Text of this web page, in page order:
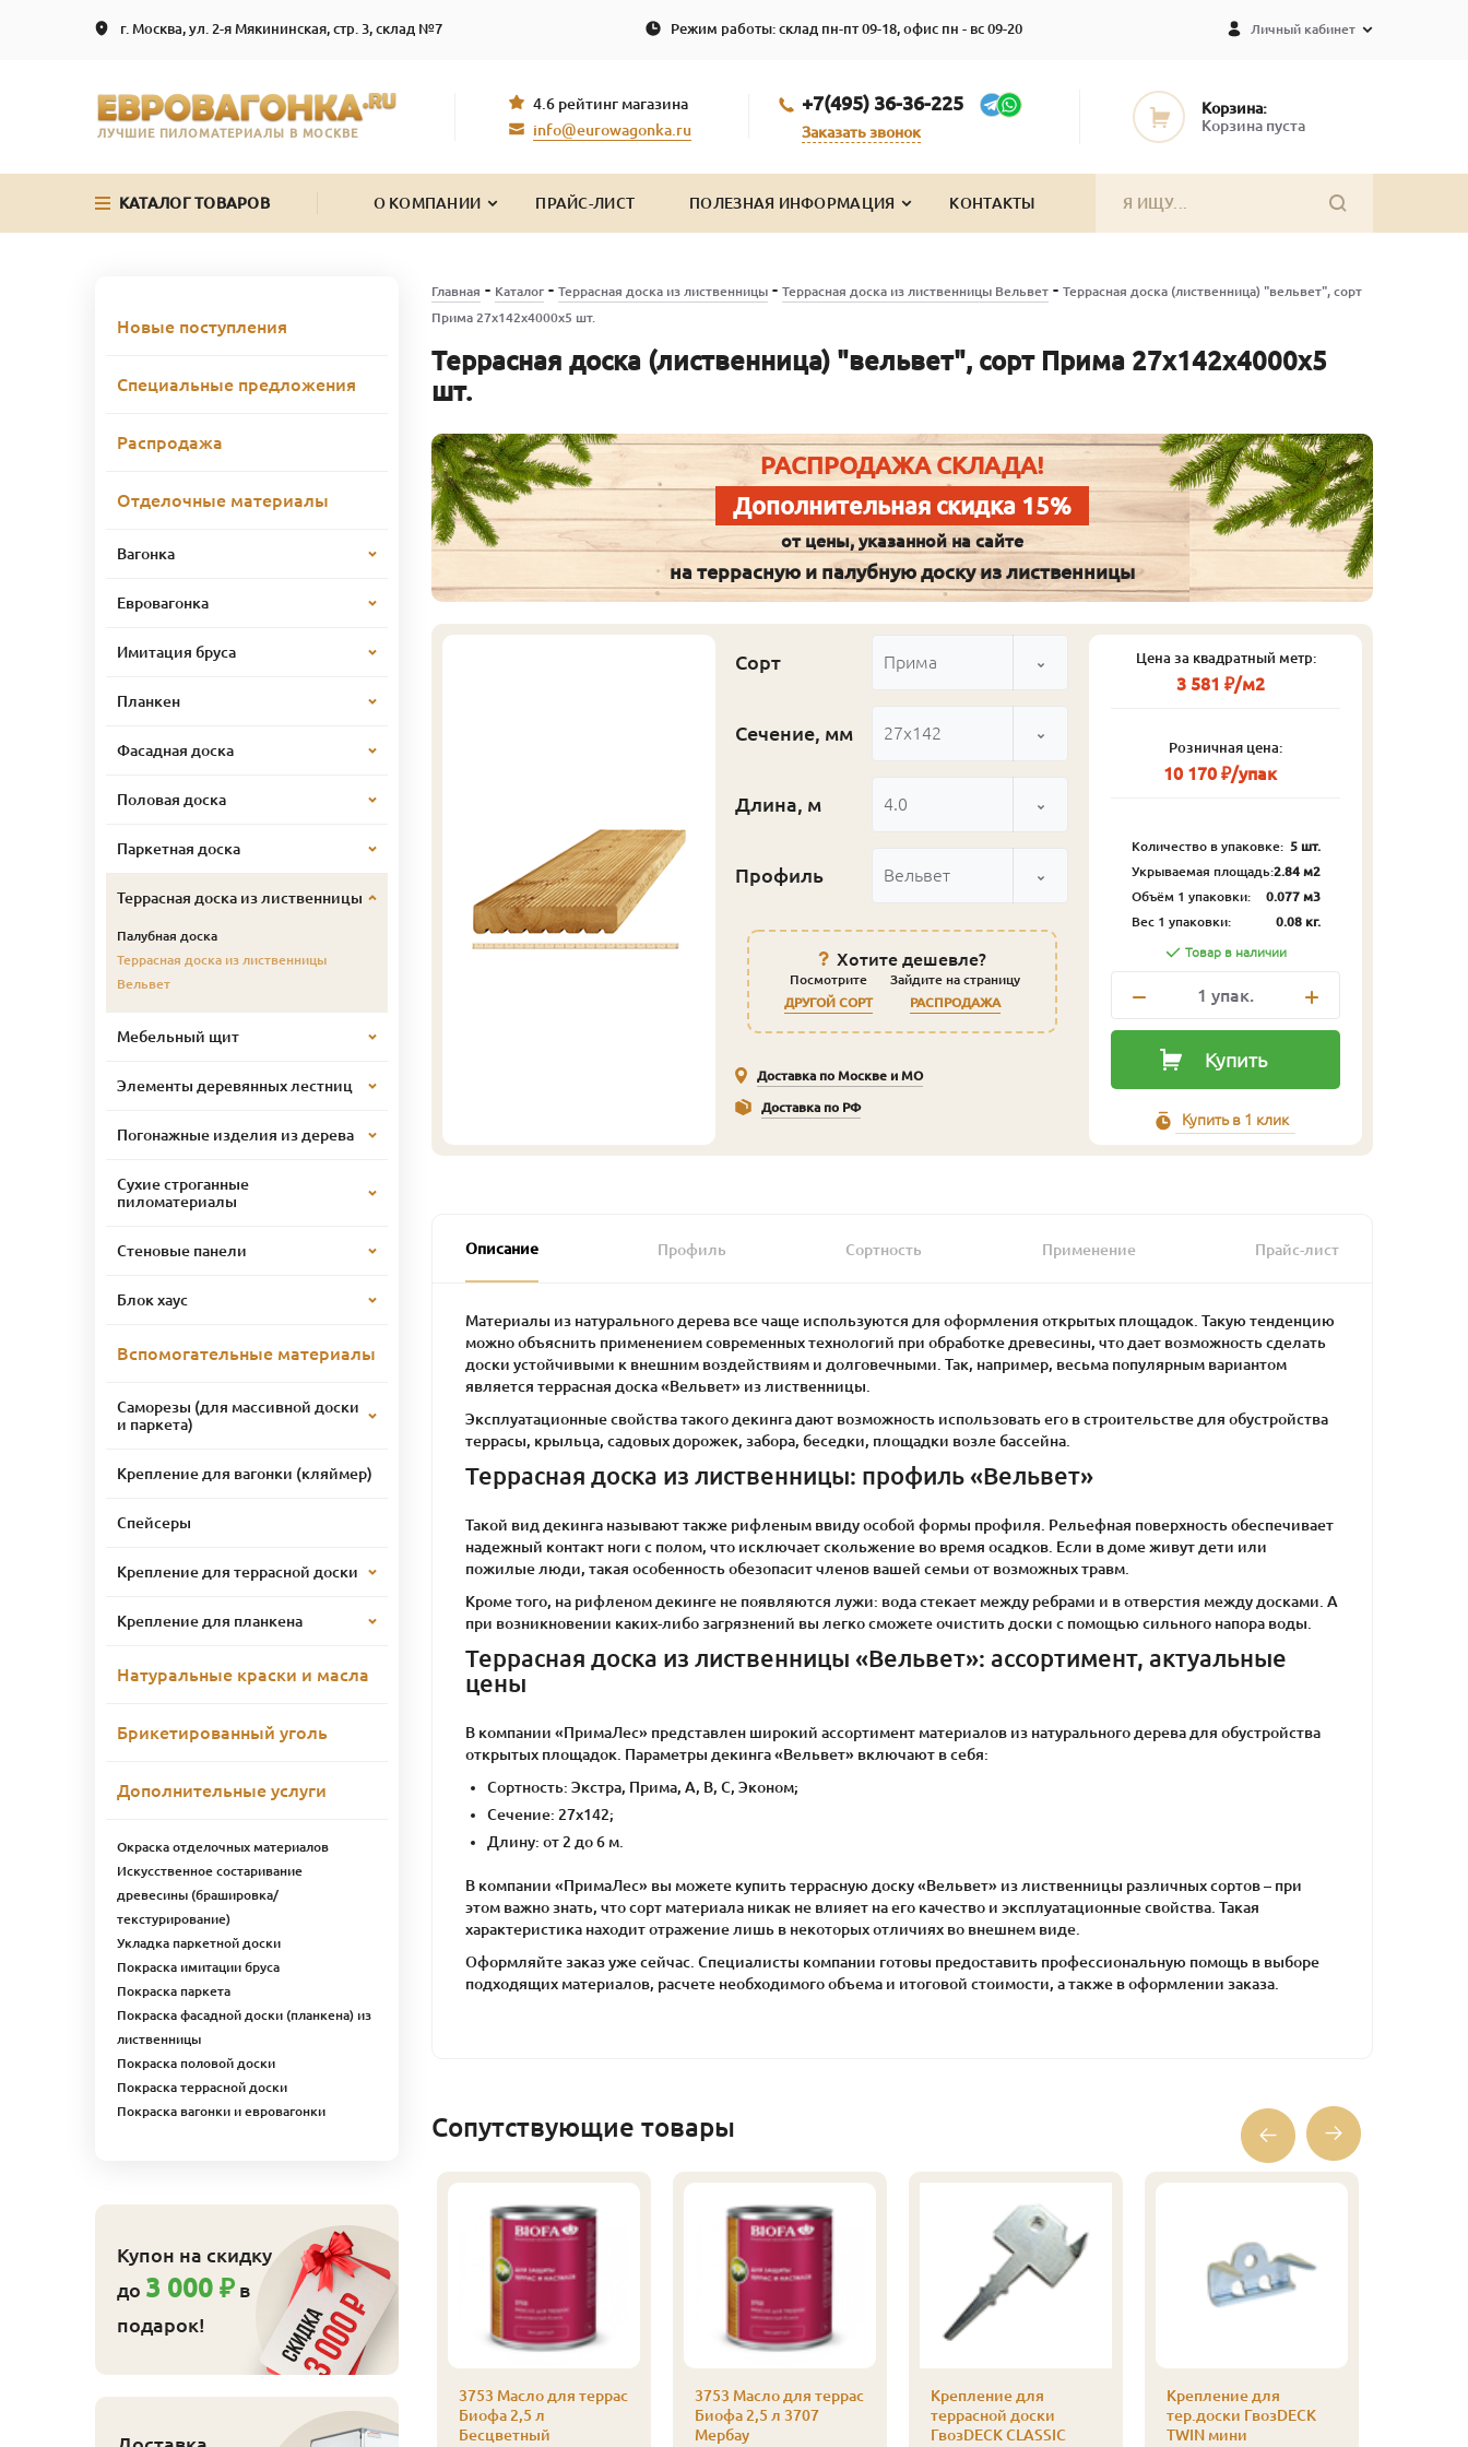
г. Москва, ул. 2-я Мякининская, стр. 3, склад №7 Режим работы: склад пн-пт 09-18, офис пн - вс 09-20 Личный кабинет
ЛУЧШИЕ ПИЛОМАТЕРИАЛЫ В МОСКВЕ
4.6 рейтинг магазина
info@eurowagonka.ru
+7(495) 36-36-225
Заказать звонок
Корзина:
Корзина пуста
КАТАЛОГ ТОВАРОВ О КОМПАНИИ ПРАЙС-ЛИСТ ПОЛЕЗНАЯ ИНФОРМАЦИЯ КОНТАКТЫ
Главная - Каталог- Террасная доска из лиственницы- Террасная доска из лиственницы Вельвет- Террасная доска (лиственница) "вельвет", сорт
Прима 27х142х4000х5 шт.
Террасная доска (лиственница) "вельвет", сорт Прима 27х142х4000х5
шт.
РАСПРОДАЖА СКЛАДА!
Дополнительная скидка 15%
от цены, указанной на сайте
на террасную и палубную доску из лиственницы
Сорт Прима
Сечение, мм 27x142
Длина, м 4.0
Профиль Вельвет
Хотите дешевле?
Посмотрите
ДРУГОЙ СОРТ
Зайдите на страницу
РАСПРОДАЖА
Доставка по Москве и МО
Доставка по РФ
Цена за квадратный метр:
3 581 ₽/м2
Розничная цена:
10 170 ₽/упак
Количество в упаковке: 5 шт.
Укрываемая площадь:2.84 м2
Объём 1 упаковки:
0.077 м3
Вес 1 упаковки:
0.08 кг.
Товар в наличии
1 упак.
Купить
Купить в 1 клик
Описание Профиль Сортность Применение Прайс-лист
Материалы из натурального дерева все чаще используются для оформления открытых площадок. Такую тенденцию
можно объяснить применением современных технологий при обработке древесины, что дает возможность сделать
доски устойчивыми к внешним воздействиям и долговечными. Так, например, весьма популярным вариантом
является террасная доска «Вельвет» из лиственницы.
Эксплуатационные свойства такого декинга дают возможность использовать его в строительстве для обустройства
террасы, крыльца, садовых дорожек, забора, беседки, площадки возле бассейна.
Террасная доска из лиственницы: профиль «Вельвет»
Такой вид декинга называют также рифленым ввиду особой формы профиля. Рельефная поверхность обеспечивает
надежный контакт ноги с полом, что исключает скольжение во время осадков. Если в доме живут дети или
пожилые люди, такая особенность обезопасит членов вашей семьи от возможных травм.
Кроме того, на рифленом декинге не появляются лужи: вода стекает между ребрами и в отверстия между досками. А
при возникновении каких-либо загрязнений вы легко сможете очистить доски с помощью сильного напора воды.
Террасная доска из лиственницы «Вельвет»: ассортимент, актуальные
цены
В компании «ПримаЛес» представлен широкий ассортимент материалов из натурального дерева для обустройства
открытых площадок. Параметры декинга «Вельвет» включают в себя:
Сортность: Экстра, Прима, А, В, С, Эконом;
Сечение: 27х142;
Длину: от 2 до 6 м.
В компании «ПримаЛес» вы можете купить террасную доску «Вельвет» из лиственницы различных сортов – при
этом важно знать, что сорт материала никак не влияет на его качество и эксплуатационные свойства. Такая
характеристика находит отражение лишь в некоторых отличиях во внешнем виде.
Оформляйте заказ уже сейчас. Специалисты компании готовы предоставить профессиональную помощь в выборе
подходящих материалов, расчете необходимого объема и итоговой стоимости, а также в оформлении заказа.
Сопутствующие товары
Гвозdeck
Саморез Гвозdeck
3,5х45 (200 шт./уп.)
₽/упак
3753 Масло для террас
Биофа 2,5 л
Бесцветный
3753 Масло для террас
Биофа 2,5 л 3707
Мербау
Крепление для
террасной доски
ГвозDECK CLASSIC
Крепление для
тер.доски ГвозDECK
TWIN мини
Новые поступления
Специальные предложения
Распродажа
Отделочные материалы
Вагонка
Евровагонка
Имитация бруса
Планкен
Фасадная доска
Половая доска
Паркетная доска
Террасная доска из лиственницы
Палубная доска
Террасная доска из лиственницы
Вельвет
Мебельный щит
Элементы деревянных лестниц
Погонажные изделия из дерева
Сухие строганные
пиломатериалы
Стеновые панели
Блок хаус
Вспомогательные материалы
Саморезы (для массивной доски
и паркета)
Крепление для вагонки (кляймер)
Спейсеры
Крепление для террасной доски
Крепление для планкена
Натуральные краски и масла
Брикетированный уголь
Дополнительные услуги
Окраска отделочных материалов
Искусственное состаривание
древесины (брашировка/
текстурирование)
Укладка паркетной доски
Покраска имитации бруса
Покраска паркета
Покраска фасадной доски (планкена) из
лиственницы
Покраска половой доски
Покраска террасной доски
Покраска вагонки и евровагонки
Купон на скидку
до 3 000 ₽ в
подарок!